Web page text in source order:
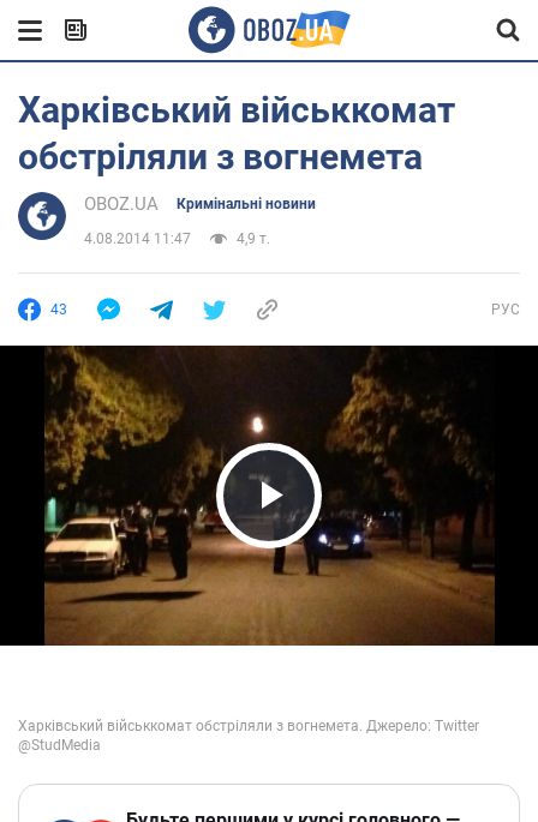
Харківський військкомат
обстріляли з вогнемета
OBOZ.UA Кримінальні новини
4.08.2014 11:47 4,9 т.
43 РУС
Play Video